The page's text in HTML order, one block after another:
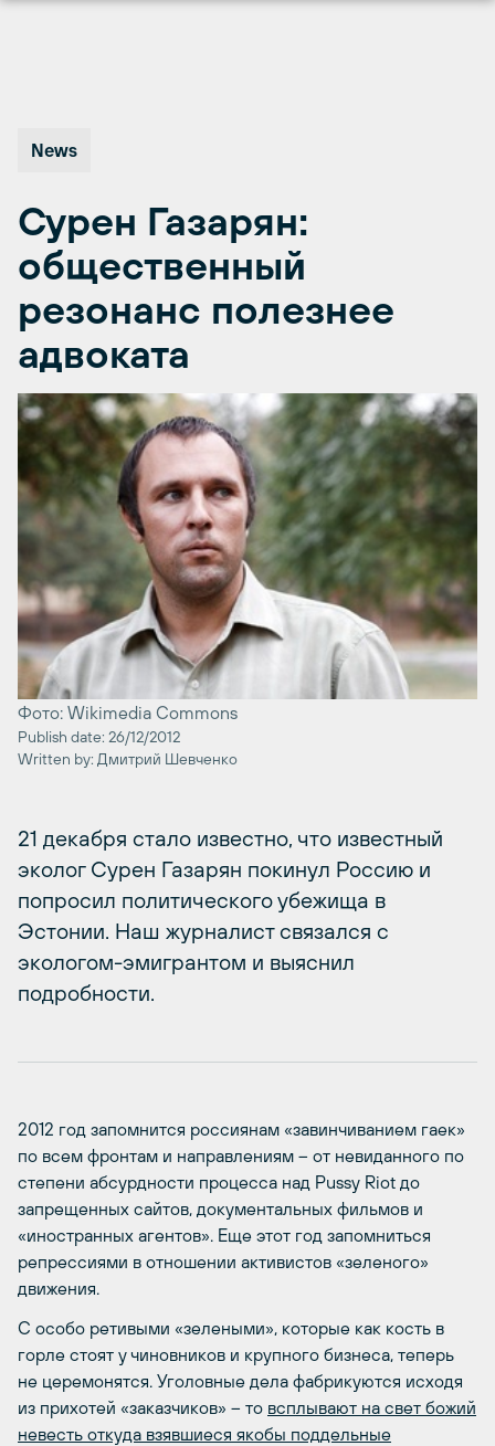
News
Сурен Газарян:
общественный
резонанс полезнее
адвоката
Фото: Wikimedia Commons
Publish date: 26/12/2012
Written by: Дмитрий Шевченко
21 декабря стало известно, что известный
эколог Сурен Газарян покинул Россию и
попросил политического убежища в
Эстонии. Наш журналист связался с
экологом-эмигрантом и выяснил
подробности.
2012 год запомнится россиянам «завинчиванием гаек»
по всем фронтам и направлениям – от невиданного по
степени абсурдности процесса над Pussy Riot до
запрещенных сайтов, документальных фильмов и
«иностранных агентов». Еще этот год запомниться
репрессиями в отношении активистов «зеленого»
движения.
С особо ретивыми «зелеными», которые как кость в
горле стоят у чиновников и крупного бизнеса, теперь
не церемонятся. Уголовные дела фабрикуются исходя
из прихотей «заказчиков» – то всплывают на свет божий
невесть откуда взявшиеся якобы поддельные